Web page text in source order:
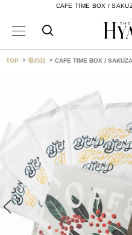
CAFE TIME BOX /
TOP 母の日 CAFE TIME BOX /